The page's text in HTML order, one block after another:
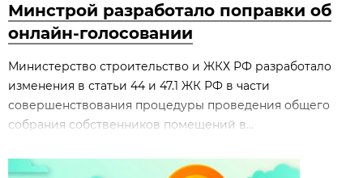
Минстрой разработало поправки об
онлайн-голосовании
Министерство строительство и ЖКХ РФ разработало
изменения в статьи 44 и 47.1 ЖК РФ в части
совершенствования процедуры проведения общего
собрания собственников помещений в...